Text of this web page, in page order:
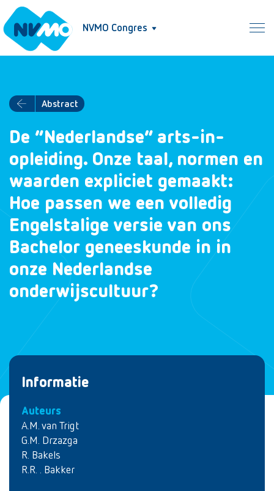
NVMO Congres
Abstract
De “Nederlandse” arts-in-
opleiding. Onze taal, normen en
waarden expliciet gemaakt:
Hoe passen we een volledig
Engelstalige versie van ons
Bachelor geneeskunde in in
onze Nederlandse
onderwijscultuur?
Informatie
Auteurs
A.M. van Trigt
G.M. Drzazga
R. Bakels
R.R. . Bakker